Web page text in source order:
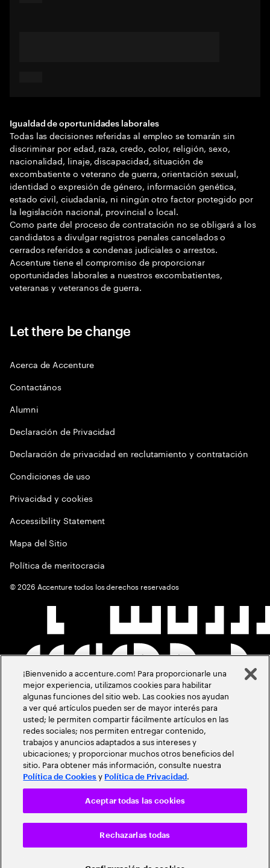
Igualdad de oportunidades laborales
Todas las decisiones referidas al empleo se tomarán sin
discriminar por edad, raza, credo, color, religión, sexo,
nacionalidad, linaje, discapacidad, situación de
excombatiente o veterano de guerra, orientación sexual,
identidad o expresión de género, información genética,
estado civil, ciudadanía, ni ningún otro factor protegido por
la legislación nacional, provincial o local.
Como parte del proceso de contratación no se obligará a los
candidatos a divulgar registros penales cancelados o
cerrados referidos a condenas judiciales o arrestos.
Accenture tiene el compromiso de proporcionar
oportunidades laborales a nuestros excombatientes,
veteranas y veteranos de guerra.
Let there be change
Acerca de Accenture
Contactános
Alumni
Declaración de Privacidad
Declaración de privacidad en reclutamiento y contratación
Condiciones de uso
Privacidad y cookies
Accessibility Statement
Mapa del Sitio
Política de meritocracia
©2026 Accenture todos los derechos reservados
¡Bienvenido a accenture.com! Para proporcionarle una
mejor experiencia, utilizamos cookies para habilitar
algunas funciones del sitio web. Las cookies nos ayudan
a ver qué artículos pueden ser de mayor interés para
usted; le permiten compartir fácilmente artículos en las
redes sociales; nos permiten entregar contenido,
trabajos y anuncios adaptados a sus intereses y
ubicaciones; y proporcionar muchos otros beneficios del
sitio. Para obtener más información, consulte nuestra
Política de Cookies y Política de Privacidad .
Rechazarlas todas
Aceptar todas las cookies